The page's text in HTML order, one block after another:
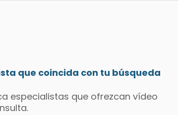
que coincida con tu búsqueda
especialistas que ofrezcan vídeo